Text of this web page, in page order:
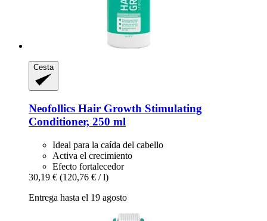
Cesta
Neofollics Hair Growth Stimulating
Conditioner, 250 ml
Ideal para la caída del cabello
Activa el crecimiento
Efecto fortalecedor
30,19 € (120,76 € / l)
Entrega hasta el 19 agosto